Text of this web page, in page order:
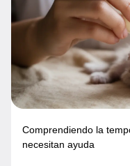
Comprendiendo la
necesitan ayuda